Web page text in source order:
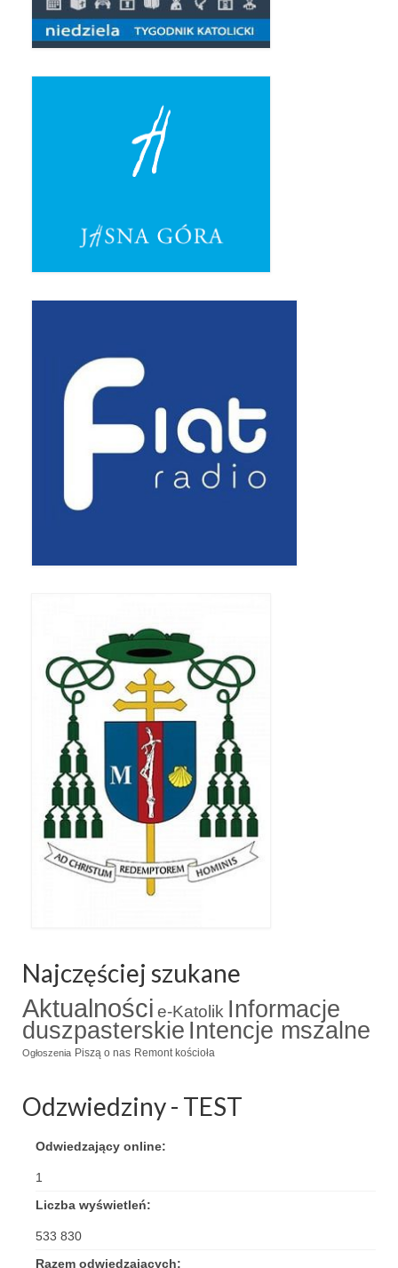
Wielki Czwartek 2019
Apostoła w Częstochowie 2019
Imieniny Ks. Proboszcza 2019
Narodowy Dzień Pamięci “Żołnierzy
Wyklętych” 2019
Nasza parafia z lotu ptaka
Pasterka 2018
Remont kościoła
100 lecie Niepodległości
Bal Wszystkich Świętych 2018
Triduum Św. St. Kostka 2018
Remont plebanii 2017
Wprowadzenie nowego Proboszcza
Imieniny kapłana
Kancelaria
Zaprzyjaźnione strony
Kontakt
POMOC PSYCHOTERAPEUTY
Standardy ochrony małoletnich
Najczęściej szukane
Aktualności e-Katolik Informacje
duszpasterskie Intencje mszalne
Ogłoszenia Piszą o nas Remont kościoła
Odzwiedziny - TEST
Odwiedzający online:
1
Liczba wyświetleń:
533 830
Razem odwiedzających: